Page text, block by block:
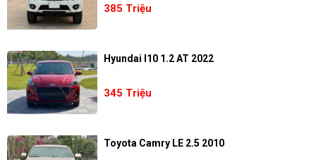
385 Triệu
Hyundai I10 1.2 AT 2022
345 Triệu
Toyota Camry LE 2.5 2010